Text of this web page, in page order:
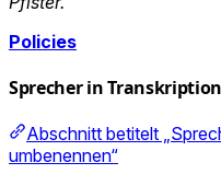
Policies
Sprecher in
Abschnitt betitelt
umbenennen“